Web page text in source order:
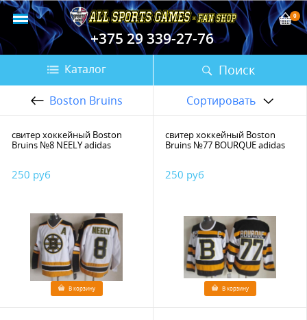
+375 29 339-27-76
Поиск
0
Каталог
Boston Bruins Сортировать
свитер хоккейный Boston
Bruins №8 NEELY adidas
250 руб
В корзину
свитер хоккейный Boston
Bruins №77 BOURQUE adidas
250 руб
В корзину